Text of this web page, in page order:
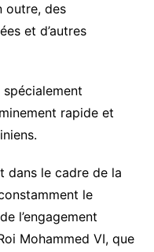
outre, des
et d’autres
spécialement
rapide et
dans le cadre de la
le
l’engagement
Mohammed VI, que